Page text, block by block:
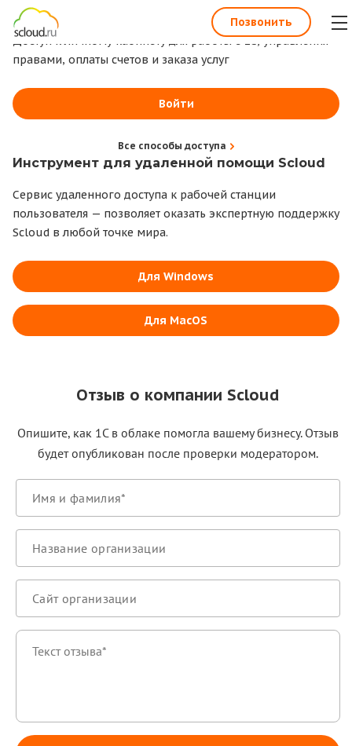
1С всегда под рукой
Доступ к личному кабинету для работы с 1С, управления
правами, оплаты счетов и заказа услуг
Войти
Все способы доступа
Инструмент для удаленной помощи Scloud
Сервис удаленного доступа к рабочей станции
пользователя — позволяет оказать экспертную поддержку
Scloud в любой точке мира.
Для Windows
Для MacOS
Позвонить
Отзыв о компании Scloud
Опишите, как 1С в облаке помогла вашему бизнесу. Отзыв
будет опубликован после проверки модератором.